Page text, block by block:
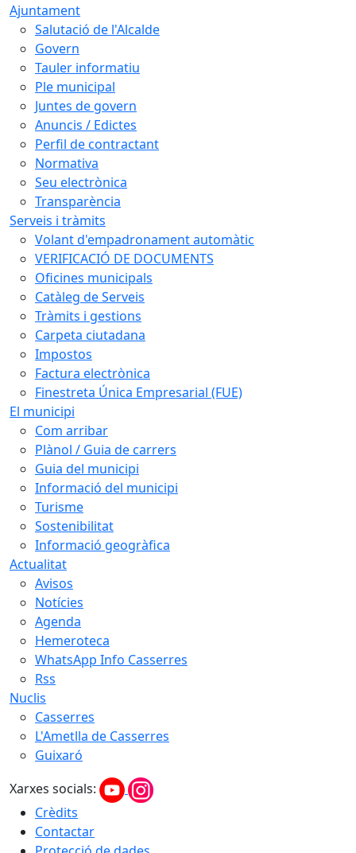
Ajuntament
Salutació de l'Alcalde
Govern
Tauler informatiu
Ple municipal
Juntes de govern
Anuncis / Edictes
Perfil de contractant
Normativa
Seu electrònica
Transparència
Serveis i tràmits
Volant d'empadronament automàtic
VERIFICACIÓ DE DOCUMENTS
Oficines municipals
Catàleg de Serveis
Tràmits i gestions
Carpeta ciutadana
Impostos
Factura electrònica
Finestreta Única Empresarial (FUE)
El municipi
Com arribar
Plànol / Guia de carrers
Guia del municipi
Informació del municipi
Turisme
Sostenibilitat
Informació geogràfica
Actualitat
Avisos
Notícies
Agenda
Hemeroteca
WhatsApp Info Casserres
Rss
Nuclis
Casserres
L'Ametlla de Casserres
Guixaró
Xarxes socials:
Crèdits
Contactar